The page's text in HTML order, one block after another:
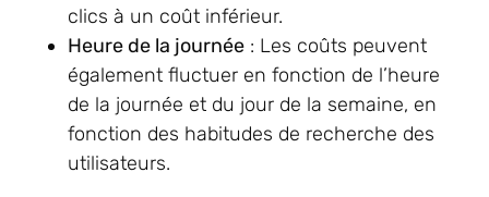
clics à un coût inférieur.
Heure de la journée : Les coûts peuvent
également fluctuer en fonction de l’heure
de la journée et du jour de la semaine, en
fonction des habitudes de recherche des
utilisateurs.